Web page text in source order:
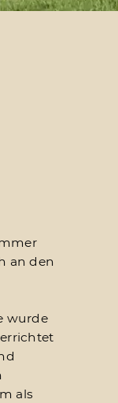
an den
wurde
als